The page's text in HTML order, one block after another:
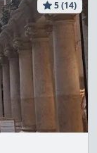
5 (14)